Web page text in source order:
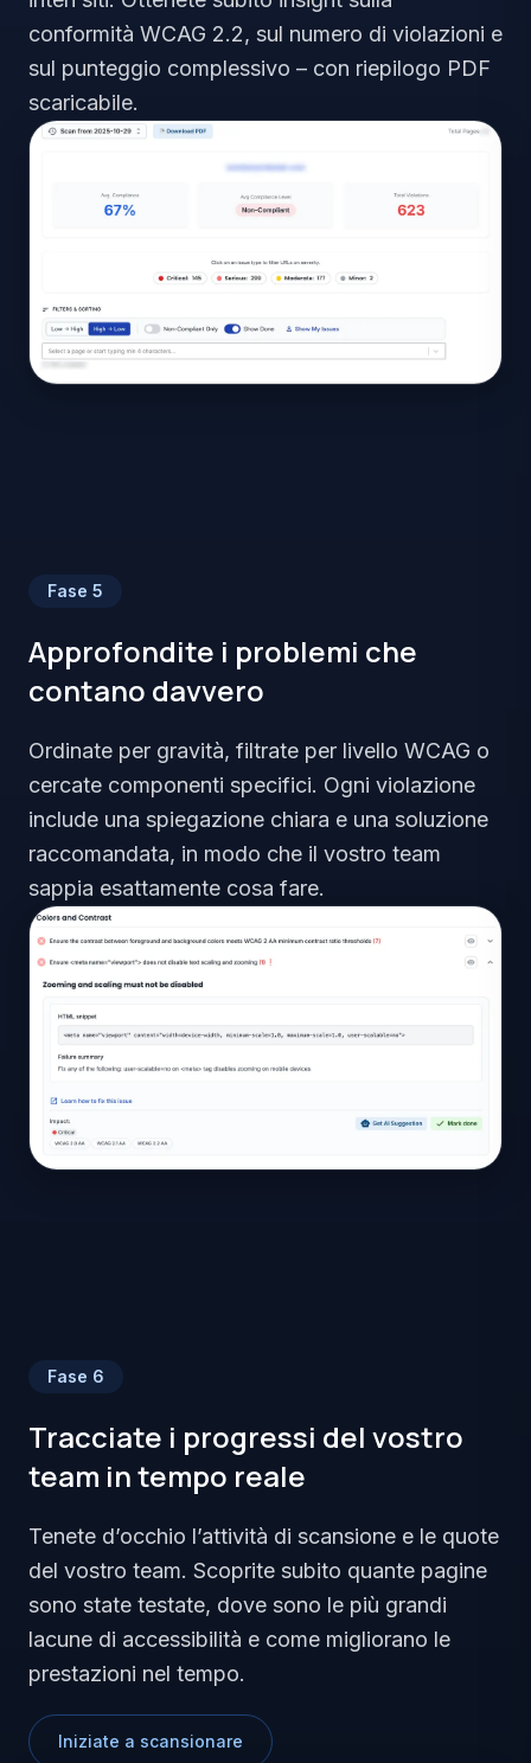
conformità WCAG 2.2, sul numero di violazioni e
sul punteggio complessivo – con riepilogo PDF
scaricabile.
Fase 5
Approfondite i problemi che
contano davvero
Ordinate per gravità, filtrate per livello WCAG o
cercate componenti specifici. Ogni violazione
include una spiegazione chiara e una soluzione
raccomandata, in modo che il vostro team
sappia esattamente cosa fare.
Fase 6
Tracciate i progressi del vostro
team in tempo reale
Tenete d’occhio l’attività di scansione e le quote
del vostro team. Scoprite subito quante pagine
sono state testate, dove sono le più grandi
lacune di accessibilità e come migliorano le
prestazioni nel tempo.
Iniziate a scansionare